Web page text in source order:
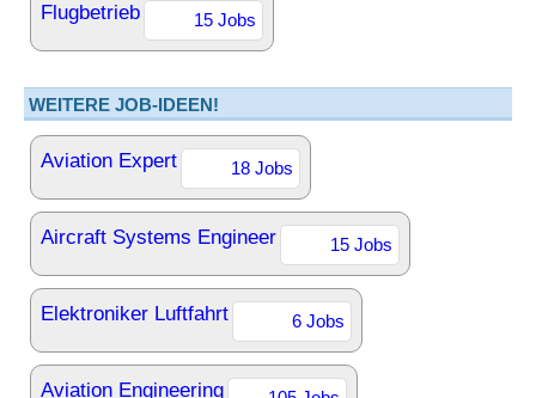
Flugbetrieb 15 Jobs
WEITERE JOB-IDEEN!
Aviation Expert 18 Jobs
Aircraft Systems Engineer 15 Jobs
Elektroniker Luftfahrt 6 Jobs
Aviation Engineering